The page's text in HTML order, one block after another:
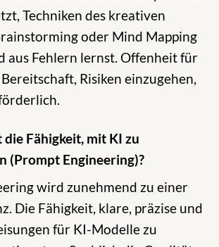
Techniken des kreativen
oder Mind Mapping
aus Fehlern lernst. Offenheit für
Risiken einzugehen,
Fähigkeit, mit KI zu
(Prompt Engineering)?
wird zunehmend zu einer
Die Fähigkeit, klare, präzise und
für KI-Modelle zu